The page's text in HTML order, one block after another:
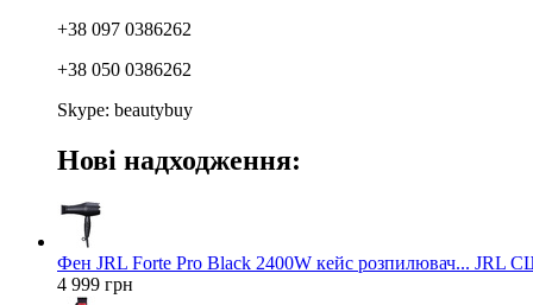
+38 097 0386262
+38 050 0386262
Skype: beautybuy
Нові надходження:
Фен JRL Forte Pro Black 2400W кейс розпилювач... JRL
4 999 грн